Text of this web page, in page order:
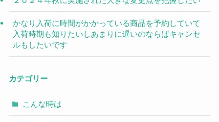
かなり入荷に時間がかかっている商品を予約していて
入荷時期も知りたいしあまりに遅いのならばキャンセ
ルもしたいです
カテゴリー
こんな時は